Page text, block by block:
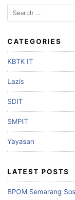
CATEGORIES
KBTK IT
Lazis
SDIT
SMPIT
Yayasan
LATEST POSTS
BPOM Semarang